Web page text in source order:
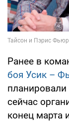
Ранее в
боя Усик –
планировали
сейчас
конец марта